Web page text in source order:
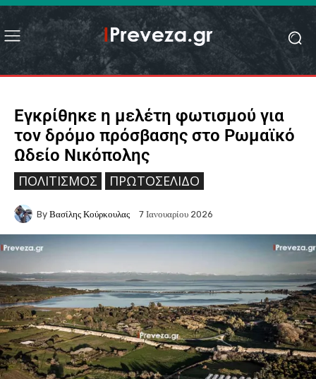
Εγκρίθηκε η μελέτη φωτισμού για
τον δρόμο πρόσβασης στο Ρωμαϊκό
Ωδείο Νικόπολης
ΠΟΛΙΤΙΣΜΌΣ ΠΡΩΤΟΣΈΛΙΔΟ
By Βασίλης Κούρκουλας 7 Ιανουαρίου 2026